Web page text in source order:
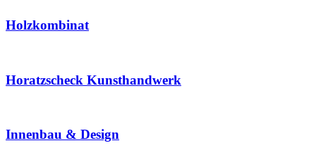
Holzkombinat
Horatzscheck Kunsthandwerk
Innenbau & Design